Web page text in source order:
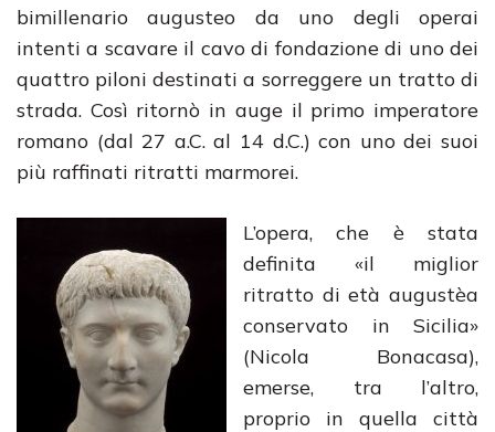
bimillenario augusteo da uno degli operai
intenti a scavare il cavo di fondazione di uno dei
quattro piloni destinati a sorreggere un tratto di
strada. Così ritornò in auge il primo imperatore
romano (dal 27 a.C. al 14 d.C.) con uno dei suoi
più raffinati ritratti marmorei.
L’opera, che è stata
definita «il miglior
ritratto di età augustèa
conservato in Sicilia»
(Nicola Bonacasa),
emerse, tra l’altro,
proprio in quella città